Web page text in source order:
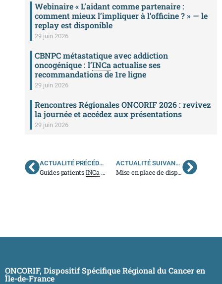
Webinaire « L’aidant comme partenaire :
comment mieux l’impliquer à l’officine ? » — le
replay est disponible
29 juin 2026
CBNPC métastatique avec addiction
oncogénique : l’INCaactualise ses
recommandations de 1re ligne
29 juin 2026
Rencontres Régionales ONCORIF 2026 : revivez
la journée et accédez aux présentations
29 juin 2026
ACTUALITÉ PRÉCÉDENTE
Guides patientsINCa
ACTUALITÉ SUIVANTE
Mise en place de dispositifs de coordination du parcours après le traitement d’un cancer
ONCORIF, Dispositif Spécifique Régional du Cancer en
Île-de-France